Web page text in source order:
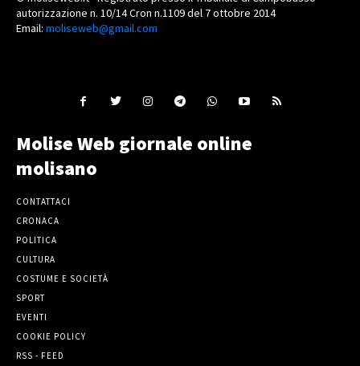
autorizzazione n. 10/14 Cron n.1109 del 7 ottobre 2014
Email: moliseweb@gmail.com
Molise Web giornale online
molisano
CONTATTACI
CRONACA
POLITICA
CULTURA
COSTUME E SOCIETÀ
SPORT
EVENTI
COOKIE POLICY
RSS - FEED